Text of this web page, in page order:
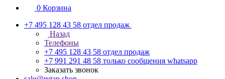
0 Корзина
+7 495 128 43 58 отдел продаж
Назад
Телефоны
+7 495 128 43 58 отдел продаж
+7 991 291 48 58 только сообщения whatsapp
Заказать звонок